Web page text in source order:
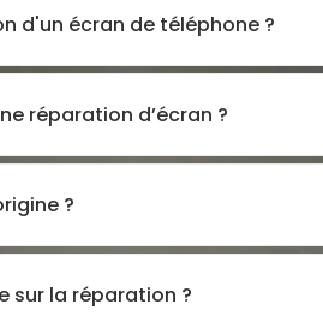
d'un écran de téléphone ?
réparation d’écran ?
?
sur la réparation ?